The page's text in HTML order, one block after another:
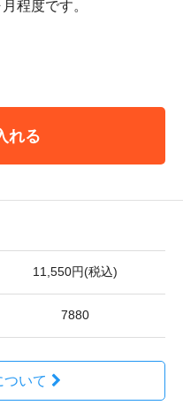
程度です。
れる
11,550円(税込)
7880
ついて